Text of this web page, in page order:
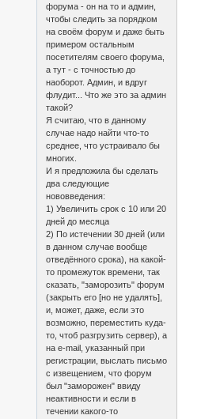
форума - он на то и админ,
чтобы следить за порядком
на своём форум и даже быть
примером остальным
посетителям своего форума,
а тут - с точностью до
наоборот. Админ, и вдруг
флудит... Что же это за админ
такой?
Я считаю, что в данному
случае надо найти что-то
среднее, что устраивало бы
многих.
И я предложила бы сделать
два следующие
нововведения:
1) Увеличить срок с 10 или 20
дней до месяца
2) По истечении 30 дней (или
в данном случае вообще
отведённого срока), на какой-
то промежуток времени, так
сказать, "заморозить" форум
(закрыть его [но не удалять],
и, может, даже, если это
возможно, переместить куда-
то, чтоб разгрузить сервер), а
на e-mail, указанный при
регистрации, выслать письмо
с извещением, что форум
был "заморожен" ввиду
неактивности и если в
течении какого-то